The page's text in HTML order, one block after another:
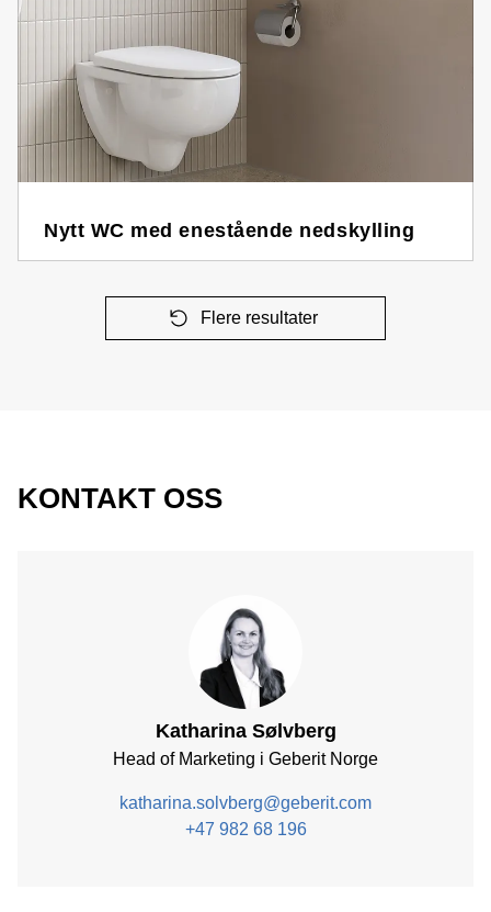
Nytt WC med enestående nedskylling
Flere resultater
KONTAKT OSS
Katharina Sølvberg
Head of Marketing i Geberit Norge
katharina.solvberg@geberit.com
+47 982 68 196